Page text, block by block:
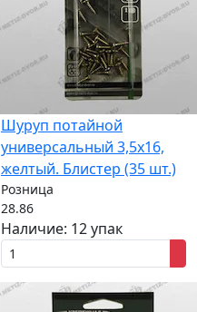
Шуруп потайной
универсальный 3,5x16,
желтый. Блистер (35 шт.)
Розница
28.86
Наличие: 12 упак